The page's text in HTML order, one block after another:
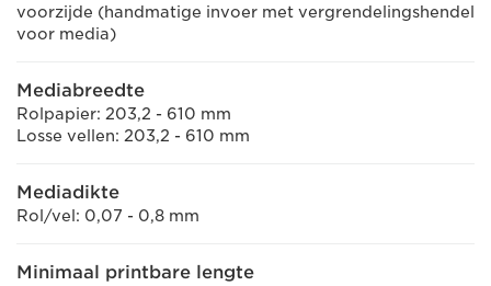
voorzijde (handmatige invoer met vergrendelingshendel
voor media)
Mediabreedte
Rolpapier: 203,2 - 610 mm
Losse vellen: 203,2 - 610 mm
Mediadikte
Rol/vel: 0,07 - 0,8 mm
Minimaal printbare lengte